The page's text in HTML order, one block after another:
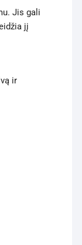
Jis gali
jį
ir